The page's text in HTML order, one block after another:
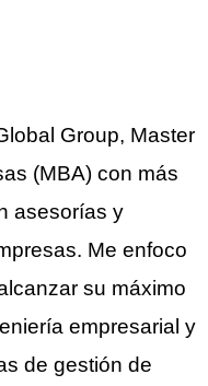
Group, Master
(MBA) con más
asesorías y
Me enfoco
su máximo
empresarial y
de gestión de